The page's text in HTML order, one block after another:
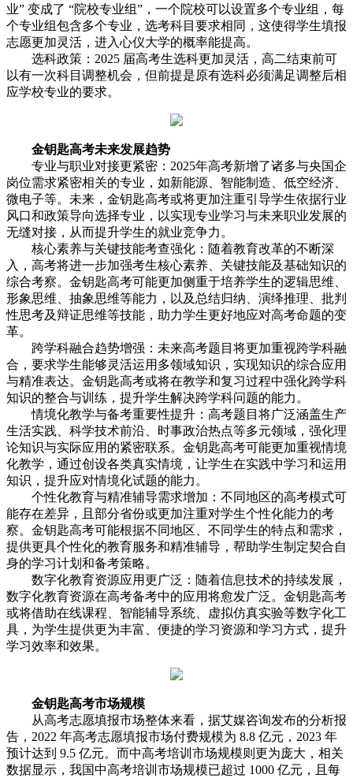
业” 变成了 “院校专业组”，一个院校可以设置多个专业组，每
个专业组包含多个专业，选考科目要求相同，这使得学生填报
志愿更加灵活，进入心仪大学的概率能提高。
选科政策：2025 届高考生选科更加灵活，高二结束前可
以有一次科目调整机会，但前提是原有选科必须满足调整后相
应学校专业的要求。
金钥匙高考未来发展趋势
专业与职业对接更紧密：2025年高考新增了诸多与央国企
岗位需求紧密相关的专业，如新能源、智能制造、低空经济、
微电子等。未来，金钥匙高考或将更加注重引导学生依据行业
风口和政策导向选择专业，以实现专业学习与未来职业发展的
无缝对接，从而提升学生的就业竞争力。
核心素养与关键技能考查强化：随着教育改革的不断深
入，高考将进一步加强考生核心素养、关键技能及基础知识的
综合考察。金钥匙高考可能更加侧重于培养学生的逻辑思维、
形象思维、抽象思维等能力，以及总结归纳、演绎推理、批判
性思考及辩证思维等技能，助力学生更好地应对高考命题的变
革。
跨学科融合趋势增强：未来高考题目将更加重视跨学科融
合，要求学生能够灵活运用多领域知识，实现知识的综合应用
与精准表达。金钥匙高考或将在教学和复习过程中强化跨学科
知识的整合与训练，提升学生解决跨学科问题的能力。
情境化教学与备考重要性提升：高考题目将广泛涵盖生产
生活实践、科学技术前沿、时事政治热点等多元领域，强化理
论知识与实际应用的紧密联系。金钥匙高考可能更加重视情境
化教学，通过创设各类真实情境，让学生在实践中学习和运用
知识，提升应对情境化试题的能力。
个性化教育与精准辅导需求增加：不同地区的高考模式可
能存在差异，且部分省份或更加注重对学生个性化能力的考
察。金钥匙高考可能根据不同地区、不同学生的特点和需求，
提供更具个性化的教育服务和精准辅导，帮助学生制定契合自
身的学习计划和备考策略。
数字化教育资源应用更广泛：随着信息技术的持续发展，
数字化教育资源在高考备考中的应用将愈发广泛。金钥匙高考
或将借助在线课程、智能辅导系统、虚拟仿真实验等数字化工
具，为学生提供更为丰富、便捷的学习资源和学习方式，提升
学习效率和效果。
金钥匙高考市场规模
从高考志愿填报市场整体来看，据艾媒咨询发布的分析报
告，2022 年高考志愿填报市场付费规模为 8.8 亿元，2023 年
预计达到 9.5 亿元。而中高考培训市场规模则更为庞大，相关
数据显示，我国中高考培训市场规模已超过 1000 亿元，且每